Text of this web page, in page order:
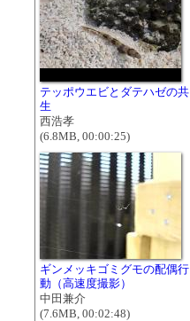
テッポウエビとダテハゼの共
生
西浩孝
(6.8MB, 00:00:25)
ギンメッキゴミグモの配偶行
動（高速度撮影）
中田兼介
(7.6MB, 00:02:48)